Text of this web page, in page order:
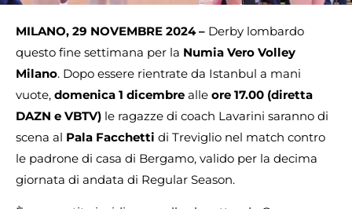
MILANO, 29 NOVEMBRE 2024 – Derby lombardo
questo fine settimana per la Numia Vero Volley
Milano. Dopo essere rientrate da Istanbul a mani
vuote, domenica 1 dicembre alle ore 17.00 (diretta
DAZN e VBTV) le ragazze di coach Lavarini saranno di
scena al Pala Facchetti di Treviglio nel match contro
le padrone di casa di Bergamo, valido per la decima
giornata di andata di Regular Season.